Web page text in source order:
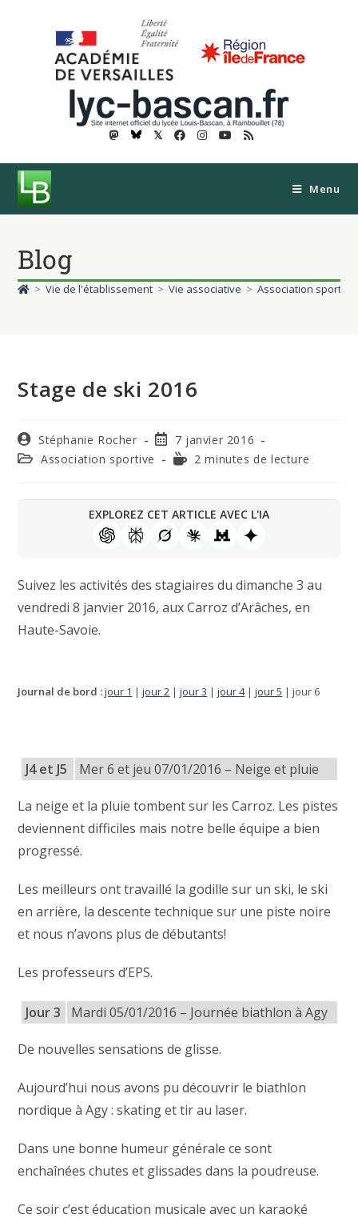
𝕏
Menu
Blog
> Vie de l'établissement > Vie associative > Association sportive
Stage de ski 2016
Stéphanie Rocher
7 janvier 2016
Association sportive
2 minutes de lecture
EXPLOREZ CET ARTICLE AVEC L'IA
Suivez les activités des stagiaires du dimanche 3 au
vendredi 8 janvier 2016, aux Carroz d’Arâches, en
Haute-Savoie.
Journal de bord :jour 1 |jour 2 |jour 3 |jour 4|jour 5 | jour 6
J4 et J5 Mer 6 et jeu 07/01/2016 – Neige et pluie
La neige et la pluie tombent sur les Carroz. Les pistes
deviennent difficiles mais notre belle équipe a bien
progressé.
Les meilleurs ont travaillé la godille sur un ski, le ski
en arrière, la descente technique sur une piste noire
et nous n’avons plus de débutants!
Les professeurs d’EPS.
Jour 3 Mardi 05/01/2016 – Journée biathlon à Agy
De nouvelles sensations de glisse.
Aujourd’hui nous avons pu découvrir le biathlon
nordique à Agy : skating et tir au laser.
Dans une bonne humeur générale ce sont
enchaînées chutes et glissades dans la poudreuse.
Ce soir c’est éducation musicale avec un karaoké